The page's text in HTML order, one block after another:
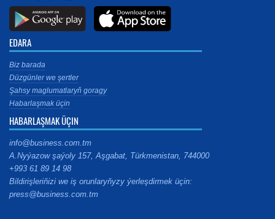
EDARA
Biz barada
Düzgünler we şertler
Şahsy maglumatlaryň goragy
Habarlaşmak üçin
HABARLAŞMAK ÜÇIN
info@business.com.tm
A.Nyýazow şaýoly 157, Aşgabat, Türkmenistan, 744000
+993 61 89 14 98
Bildirişleriňizi we iş orunlaryňyzy ýerleşdirmek üçin:
press@business.com.tm